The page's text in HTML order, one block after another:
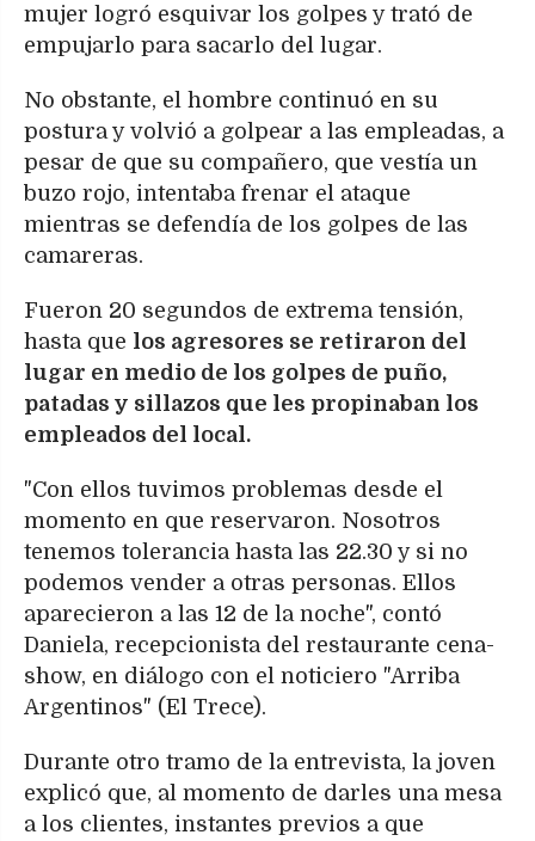
mujer logró esquivar los golpes y trató de
empujarlo para sacarlo del lugar.
No obstante, el hombre continuó en su
postura y volvió a golpear a las empleadas, a
pesar de que su compañero, que vestía un
buzo rojo, intentaba frenar el ataque
mientras se defendía de los golpes de las
camareras.
Fueron 20 segundos de extrema tensión,
hasta que los agresores se retiraron del
lugar en medio de los golpes de puño,
patadas y sillazos que les propinaban los
empleados del local.
"Con ellos tuvimos problemas desde el
momento en que reservaron. Nosotros
tenemos tolerancia hasta las 22.30 y si no
podemos vender a otras personas. Ellos
aparecieron a las 12 de la noche", contó
Daniela, recepcionista del restaurante cena-
show, en diálogo con el noticiero "Arriba
Argentinos" (El Trece).
Durante otro tramo de la entrevista, la joven
explicó que, al momento de darles una mesa
a los clientes, instantes previos a que